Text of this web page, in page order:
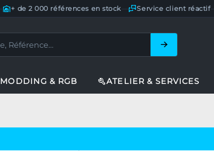
+ de 2 000 références en stock Service client réactif—
MODDING & RGB ATELIER & SERVICES